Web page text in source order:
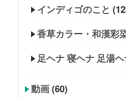
インディゴのこと
香草カラー・和漢彩
足ヘナ 寝ヘナ 足湯
動画(60)